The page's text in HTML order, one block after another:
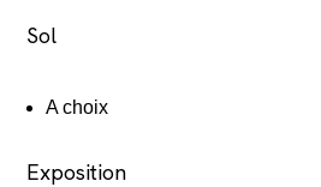
Sol
A choix
Exposition